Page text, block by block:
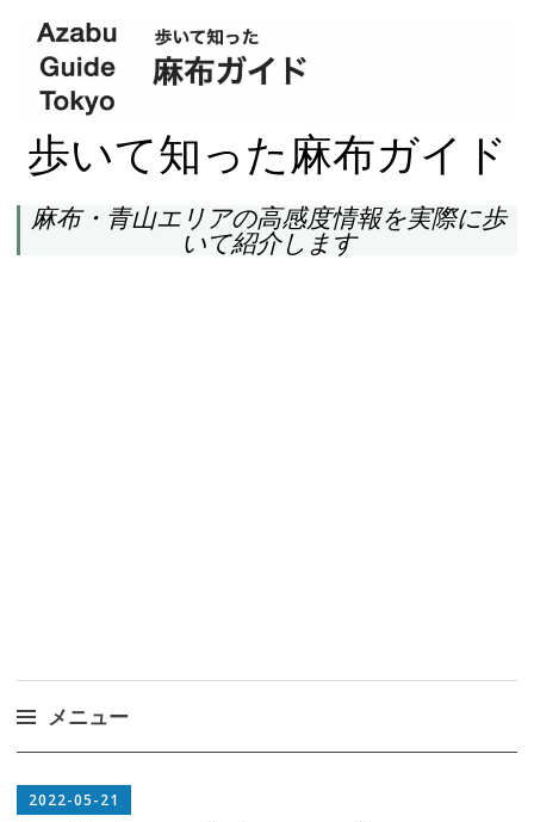
歩いて知った麻布ガイド
麻布・青山エリアの高感度情報を実際に歩
いて紹介します
メニュー
ン2022-05-21